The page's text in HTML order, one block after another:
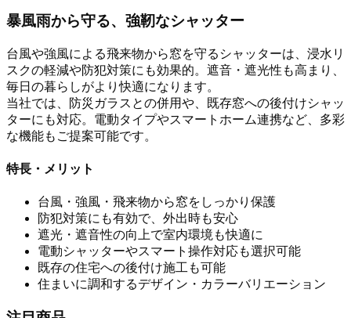
暴風雨から守る、強靭なシャッター
台風や強風による飛来物から窓を守るシャッターは、浸水リ
スクの軽減や防犯対策にも効果的。遮音・遮光性も高まり、
毎日の暮らしがより快適になります。
当社では、防災ガラスとの併用や、既存窓への後付けシャッ
ターにも対応。電動タイプやスマートホーム連携など、多彩
な機能もご提案可能です。
特長・メリット
台風・強風・飛来物から窓をしっかり保護
防犯対策にも有効で、外出時も安心
遮光・遮音性の向上で室内環境も快適に
電動シャッターやスマート操作対応も選択可能
既存の住宅への後付け施工も可能
住まいに調和するデザイン・カラーバリエーション